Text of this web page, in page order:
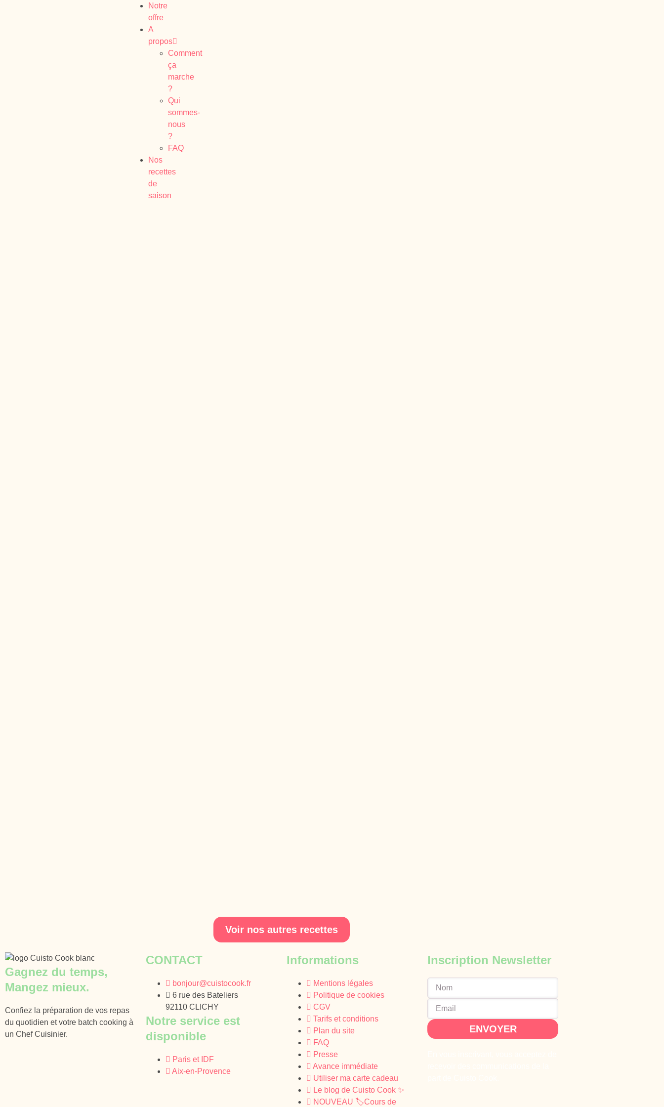
Notre
offre
A
propos
Comment
ça
marche
?
Qui
sommes-
nous
?
FAQ
Nos
recettes
de
saison
Voir nos autres recettes
Gagnez du temps,
Mangez mieux.
Confiez la préparation de vos repas
du quotidien et votre batch cooking à
un Chef Cuisinier.
CONTACT
bonjour@cuistocook.fr
6 rue des Bateliers
92110 CLICHY
Notre service est
disponible
Paris et IDF
Aix-en-Provence
Informations
Mentions légales
Politique de cookies
CGV
Tarifs et conditions
Plan du site
FAQ
Presse
Avance immédiate
Utiliser ma carte cadeau
Le blog de Cuisto Cook ✨
NOUVEAU 🏷️Cours de
Inscription Newsletter
ENVOYER